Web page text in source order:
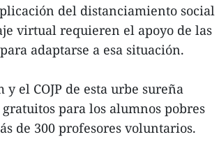
del distanciamiento social
virtual requieren el apoyo de las
adaptarse a esa situación.
el COJP de esta urbe sureña
para los alumnos pobres
de 300 profesores voluntarios.